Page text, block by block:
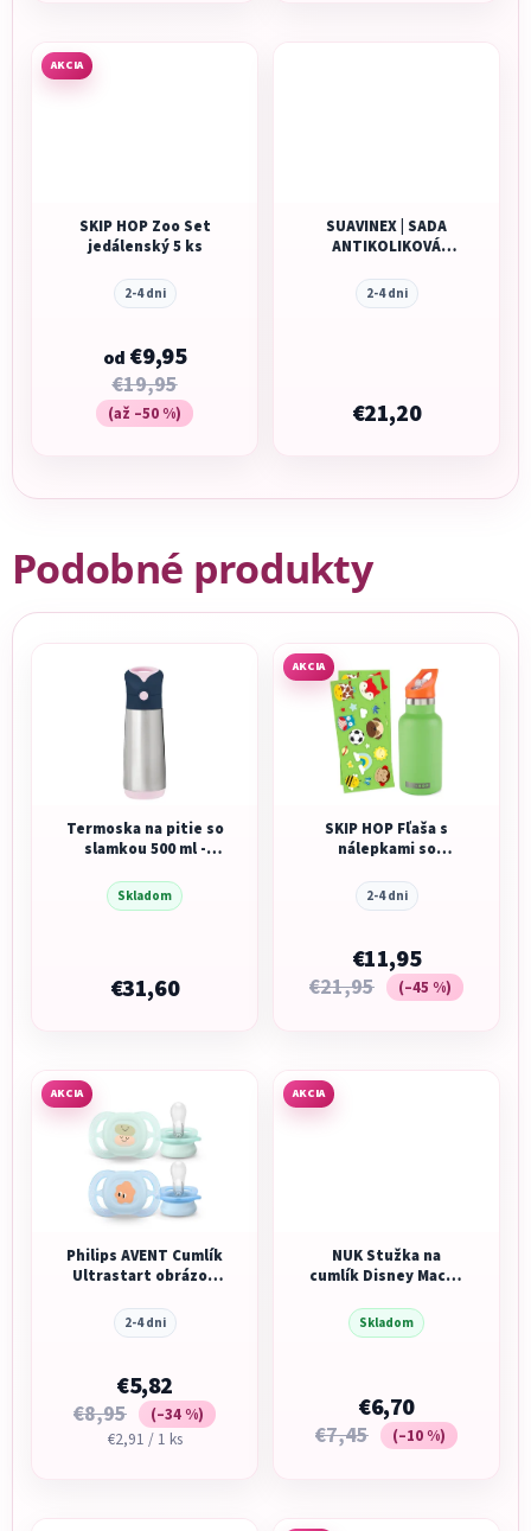
AKCIA
SKIP HOP Zoo Set
jedálenský 5 ks
2-4 dni
od €9,95
€19,95
(až –50 %)
SUAVINEX | SADA
ANTIKOLIKOVÁ
FĽAŠA 180 ml A +
cumlík Zerø.Zerø™
2-4 dni
€21,20
Podobné produkty
Termoska na pitie so
slamkou 500 ml -
Skladom
€31,60
AKCIA
SKIP HOP Fľaša s
nálepkami so
náustkom nerezová
zelená 380 ml, 4r+
2-4 dni
€11,95
€21,95 (–45 %)
AKCIA
Philips AVENT Cumlík
Ultrastart obrázok
2-4 dni
€5,82
€8,95
(–34 %)
Jednotková
€2,91 / 1 ks
AKCIA
NUK Stužka na
cumlík Disney Macko
Skladom
€6,70
€7,45 (–10 %)